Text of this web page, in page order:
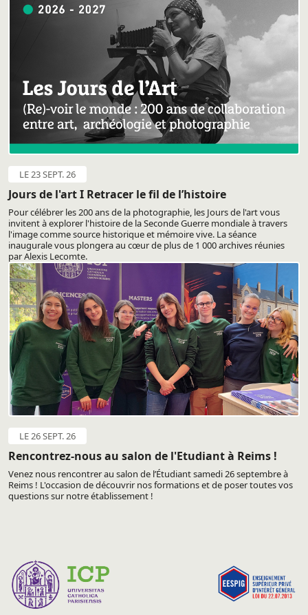
LE 23 SEPT. 26
Jours de l'art I Retracer le fil de l’histoire
Pour célébrer les 200 ans de la photographie, les Jours de l'art vous
invitent à explorer l'histoire de la Seconde Guerre mondiale à travers
l'image comme source historique et mémoire vive. La séance
inaugurale vous plongera au cœur de plus de 1 000 archives réunies
par Alexis Lecomte.
LE 26 SEPT. 26
Rencontrez-nous au salon de l'Etudiant à Reims !
Venez nous rencontrer au salon de l’Étudiant samedi 26 septembre à
Reims ! L'occasion de découvrir nos formations et de poser toutes vos
questions sur notre établissement !